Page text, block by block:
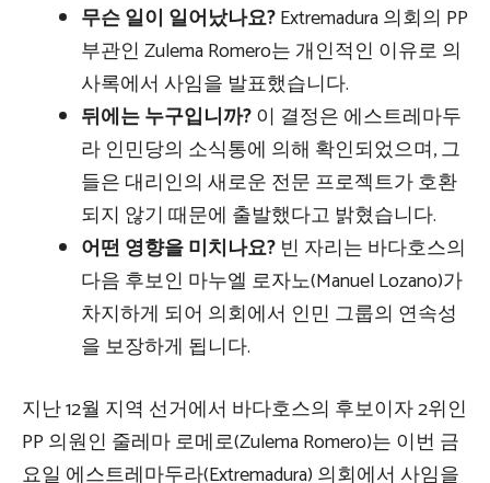
무슨 일이 일어났나요?Extremadura 의회의 PP
부관인 Zulema Romero는 개인적인 이유로 의
사록에서 사임을 발표했습니다.
뒤에는 누구입니까?이 결정은 에스트레마두
라 인민당의 소식통에 의해 확인되었으며, 그
들은 대리인의 새로운 전문 프로젝트가 호환
되지 않기 때문에 출발했다고 밝혔습니다.
어떤 영향을 미치나요? 빈 자리는 바다호스의
다음 후보인 마누엘 로자노(Manuel Lozano)가
차지하게 되어 의회에서 인민 그룹의 연속성
을 보장하게 됩니다.
지난 12월 지역 선거에서 바다호스의 후보이자 2위인
PP 의원인 줄레마 로메로(Zulema Romero)는 이번 금
요일 에스트레마두라(Extremadura) 의회에서 사임을